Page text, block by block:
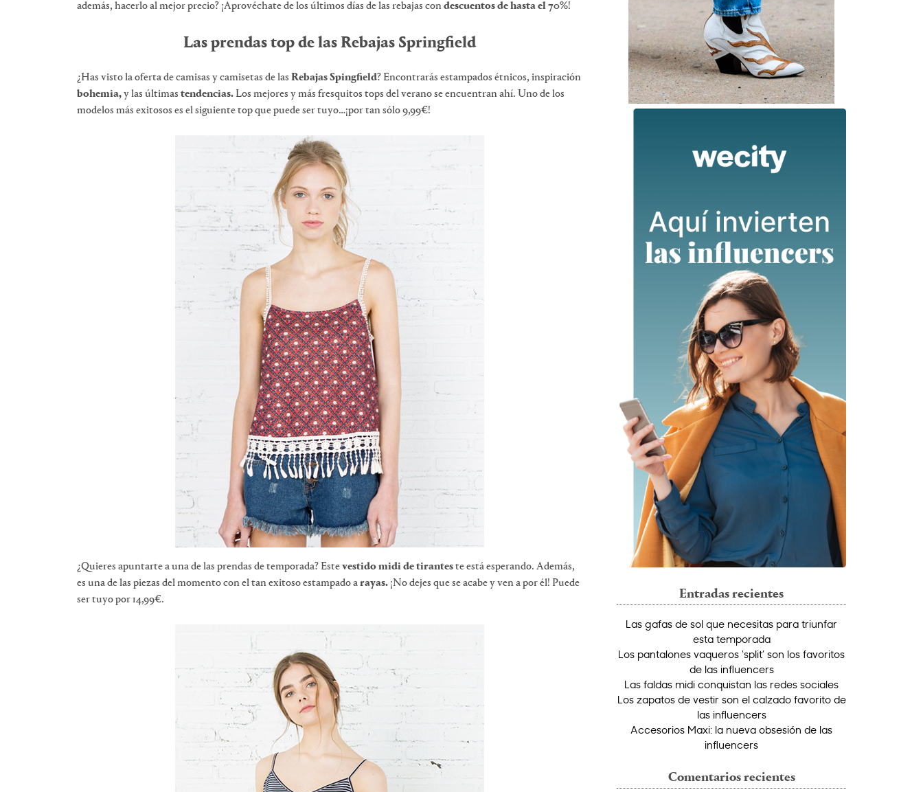
además, hacerlo al mejor precio? ¡Aprovéchate de los últimos días de las rebajas condescuentos de hasta el 70%!
Las prendas top de las Rebajas Springfield
¿Has visto la oferta de camisas y camisetas de las Rebajas Spingfield? Encontrarás estampados étnicos, inspiración
bohemia,y las últimas tendencias. Los mejores y más fresquitos tops del verano se encuentran ahí. Uno de los
modelos más exitosos es el siguiente top que puede ser tuyo…¡por tan sólo 9,99€!
¿Quieres apuntarte a una de las prendas de temporada? Estevestido midi de tiranteste está esperando. Además,
es una de las piezas del momento con el tan exitoso estampado arayas. ¡No dejes que se acabe y ven a por él! Puede
ser tuyo por 14,99€.
Entradas recientes
Las gafas de sol que necesitas para triunfar
esta temporada
Los pantalones vaqueros ‘split’ son los favoritos
de las influencers
Las faldas midi conquistan las redes sociales
Los zapatos de vestir son el calzado favorito de
las influencers
Accesorios Maxi: la nueva obsesión de las
influencers
Comentarios recientes